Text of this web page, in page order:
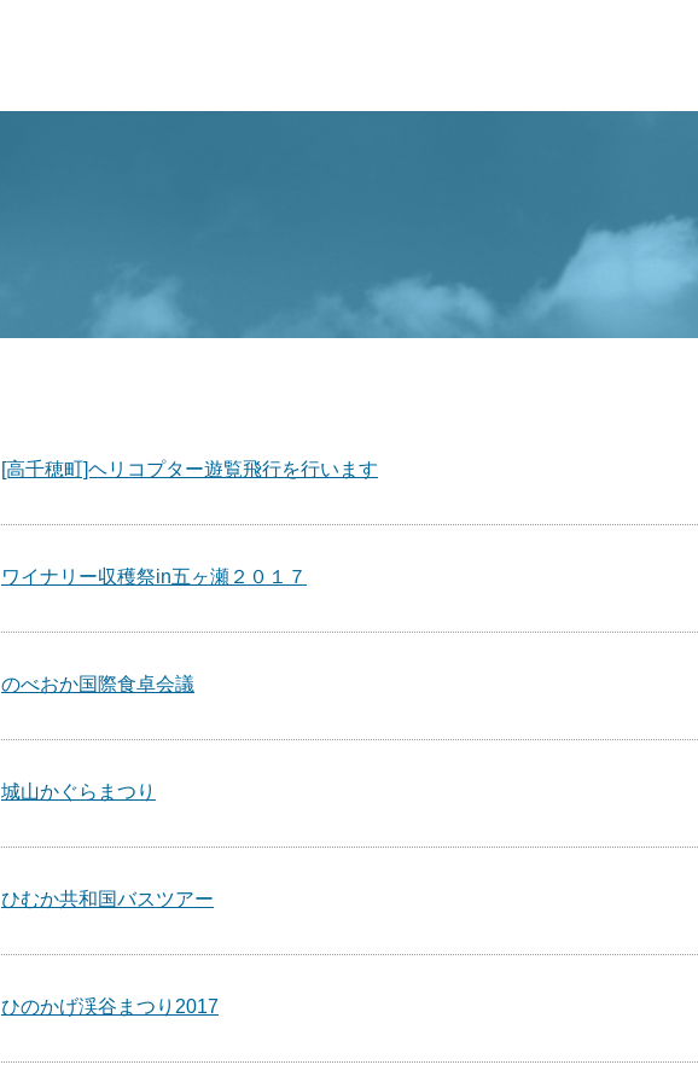
[高千穂町]ヘリコプター遊覧飛行を行います
ワイナリー収穫祭in五ヶ瀬２０１７
のべおか国際食卓会議
城山かぐらまつり
ひむか共和国バスツアー
ひのかげ渓谷まつり2017